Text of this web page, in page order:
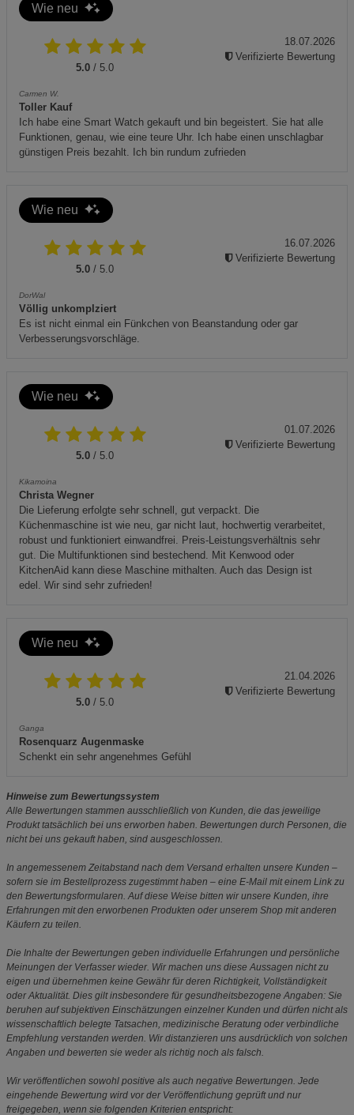
verlängern.
Entsorgung: Bitte beachten Sie die lokalen Vorschriften
zur umweltgerechten Entsorgung von Metallen.
Wie neu
5.0 / 5.0
Carmen W.
Toller Kauf
Ich habe eine Smart Watch gekauft und bin begeistert. Sie hat alle
Funktionen, genau, wie eine teure Uhr. Ich habe einen unschlagbar
günstigen Preis bezahlt. Ich bin rundum zufrieden
18.07.2026
Verifizierte Bewertung
Wie neu
5.0 / 5.0
DorWal
Völlig unkomplziert
Es ist nicht einmal ein Fünkchen von Beanstandung oder gar
Verbesserungsvorschläge.
16.07.2026
Verifizierte Bewertung
Wie neu
5.0 / 5.0
Kikamoina
Christa Wegner
Die Lieferung erfolgte sehr schnell, gut verpackt. Die
Küchenmaschine ist wie neu, gar nicht laut, hochwertig verarbeitet,
robust und funktioniert einwandfrei. Preis-Leistungsverhältnis sehr
gut. Die Multifunktionen sind bestechend. Mit Kenwood oder
KitchenAid kann diese Maschine mithalten. Auch das Design ist
edel. Wir sind sehr zufrieden!
01.07.2026
Verifizierte Bewertung
Wie neu
5.0 / 5.0
Ganga
Rosenquarz Augenmaske
Schenkt ein sehr angenehmes Gefühl
21.04.2026
Verifizierte Bewertung
Hinweise zum Bewertungssystem
Alle Bewertungen stammen ausschließlich von Kunden, die das jeweilige
Produkt tatsächlich bei uns erworben haben. Bewertungen durch Personen, die
nicht bei uns gekauft haben, sind ausgeschlossen.
In angemessenem Zeitabstand nach dem Versand erhalten unsere Kunden –
sofern sie im Bestellprozess zugestimmt haben – eine E-Mail mit einem Link zu
den Bewertungsformularen. Auf diese Weise bitten wir unsere Kunden, ihre
Erfahrungen mit den erworbenen Produkten oder unserem Shop mit anderen
Käufern zu teilen.
Die Inhalte der Bewertungen geben individuelle Erfahrungen und persönliche
Meinungen der Verfasser wieder. Wir machen uns diese Aussagen nicht zu
eigen und übernehmen keine Gewähr für deren Richtigkeit, Vollständigkeit
oder Aktualität. Dies gilt insbesondere für gesundheitsbezogene Angaben: Sie
beruhen auf subjektiven Einschätzungen einzelner Kunden und dürfen nicht als
wissenschaftlich belegte Tatsachen, medizinische Beratung oder verbindliche
Empfehlung verstanden werden. Wir distanzieren uns ausdrücklich von solchen
Angaben und bewerten sie weder als richtig noch als falsch.
Wir veröffentlichen sowohl positive als auch negative Bewertungen. Jede
eingehende Bewertung wird vor der Veröffentlichung geprüft und nur
freigegeben, wenn sie folgenden Kriterien entspricht: